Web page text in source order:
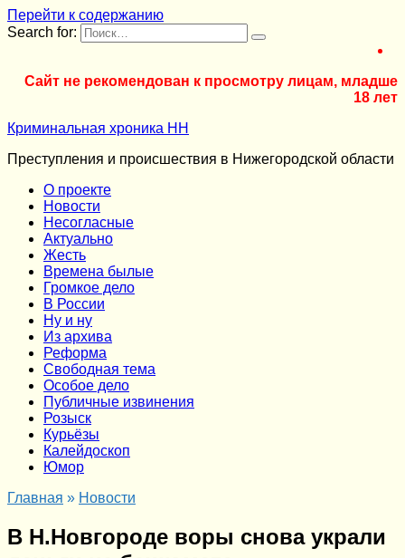
Перейти к содержанию
Search for:
Сайт не рекомендован к просмотру лицам, младше
18 лет
Криминальная хроника НН
Преступления и происшествия в Нижегородской области
О проекте
Новости
Несогласные
Актуально
Жесть
Времена былые
Громкое дело
В России
Ну и ну
Из архива
Реформа
Cвободная тема
Особое дело
Публичные извинения
Розыск
Курьёзы
Калейдоскоп
Юмор
Главная » Новости
В Н.Новгороде воры снова украли